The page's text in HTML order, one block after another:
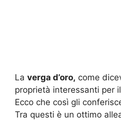
La verga d’oro, come
proprietà interessanti per
Ecco che così gli
Tra questi è un ottimo